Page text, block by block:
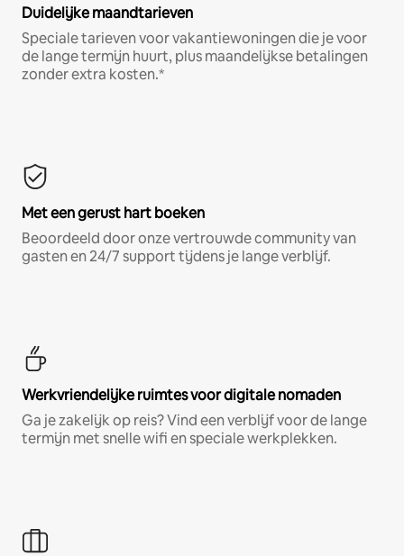
Duidelijke maandtarieven
Speciale tarieven voor vakantiewoningen die je voor
de lange termijn huurt, plus maandelijkse betalingen
zonder extra kosten.*
Met een gerust hart boeken
Beoordeeld door onze vertrouwde community van
gasten en 24/7 support tijdens je lange verblijf.
Werkvriendelijke ruimtes voor digitale nomaden
Ga je zakelijk op reis? Vind een verblijf voor de lange
termijn met snelle wifi en speciale werkplekken.